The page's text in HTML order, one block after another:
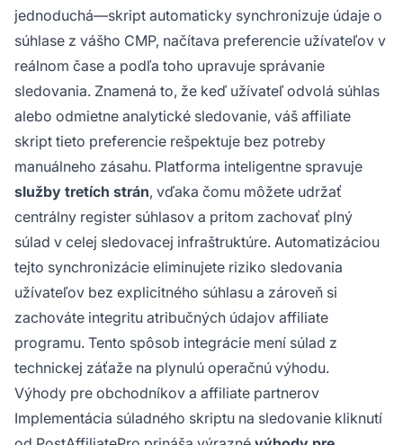
jednoduchá—skript automaticky synchronizuje údaje o
súhlase z vášho CMP, načítava preferencie užívateľov v
reálnom čase a podľa toho upravuje správanie
sledovania. Znamená to, že keď užívateľ odvolá súhlas
alebo odmietne analytické sledovanie, váš affiliate
skript tieto preferencie rešpektuje bez potreby
manuálneho zásahu. Platforma inteligentne spravuje
služby tretích strán, vďaka čomu môžete udržať
centrálny register súhlasov a pritom zachovať plný
súlad v celej sledovacej infraštruktúre. Automatizáciou
tejto synchronizácie eliminujete riziko sledovania
užívateľov bez explicitného súhlasu a zároveň si
zachováte integritu atribučných údajov affiliate
programu. Tento spôsob integrácie mení súlad z
technickej záťaže na plynulú operačnú výhodu.
Výhody pre obchodníkov a affiliate partnerov
Implementácia súladného skriptu na sledovanie kliknutí